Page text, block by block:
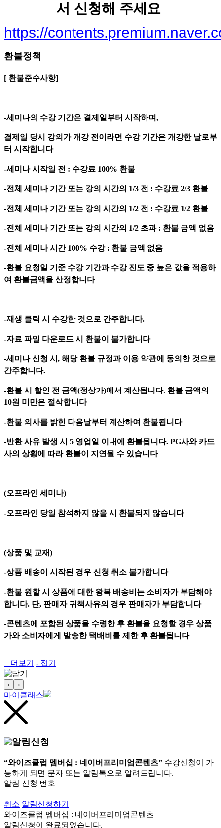
서 신청해 주세요
https://
환불정책
[ 환불준수사항]
-세미나의 수강 기간은 결제일부터 시작하며,
결제일 당시 강의가 개강 전이라면 수강 기간은 개강한 날로부
터 시작합니다
-세미나 시작일 전 : 수강료 100% 환불
-전체 세미나 기간 또는 강의 시간의 1/3 전 : 수강료 2/3 환불
-전체 세미나 기간 또는 강의 시간의 1/2 전 : 수강료 1/2 환불
-전체 세미나 기간 또는 강의 시간의 1/2 초과 : 환불 금액 없음
-전체 세미나 시간 100% 수강 : 환불 금액 없음
-환불 요청일 기준 수강 기간과 수강 진도 중 높은 값을 적용하
여 환불금액을 산정합니다
-재생 클릭 시 수강한 것으로 간주합니다.
-자료 파일 다운로드 시 환불이 불가합니다
-세미나 신청 시, 해당 환불 규정과 이용 약관에 동의한 것으로
간주합니다.
-환불 시 할인 전 금액(정상가)에서 계산됩니다. 환불 금액의
10원 미만은 절삭합니다
-환불 의사를 밝힌 다음날부터 계산하여 환불됩니다
-반환 사유 발생 시 5 영업일 이내에 환불됩니다. PG사와 카드
사의 상황에 따라 환불이 지연될 수 있습니다
(오프라인 세미나)
-오프라인 당일 참석하지 않을 시 환불되지 않습니다
(상품 및 교재)
-상품 배송이 시작된 경우 신청 취소 불가합니다
-환불 원할 시 상품에 대한 왕복 배송비는 소비자가 부담해야
합니다. 단, 판매자 귀책사유의 경우 판매자가 부담합니다
-콘텐츠에 포함된 상품을 수령한 후 환불을 요청할 경우 상품
가와 소비자에게 발송한 택배비를 제한 후 환불됩니다
+ 더보기 - 접기
‹ ›
마이클래스
알림신청
“와이즈클럽 멤버십 : 네이버프리미엄콘텐츠” 수강신청이 가
능하게 되면 문자 또는 알림톡으로 알려드립니다.
알림 신청 번호
취소 알림신청하기
와이즈클럽 멤버십 : 네이버프리미엄콘텐츠
알림신청이 완료되었습니다.